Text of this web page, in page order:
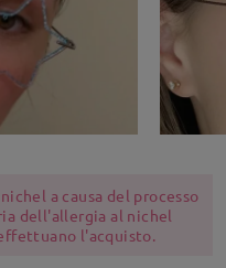
a causa del processo
dell'allergia al nichel
l'acquisto.